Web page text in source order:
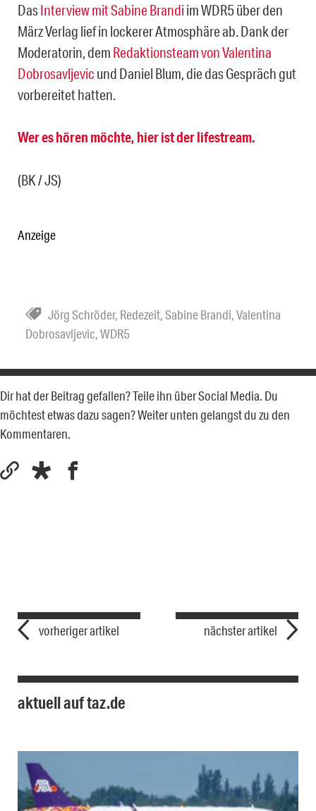
DasInterview mit Sabine Brandi im WDR5 über den
März Verlag lief in lockerer Atmosphäre ab. Dank der
Moderatorin, dem Redaktionsteam von Valentina
Dobrosavljevic und Daniel Blum, die das Gespräch gut
vorbereitet hatten.
Wer es hören möchte, hier ist der lifestream.
(BK / JS)
Anzeige
Jörg Schröder, Redezeit,Sabine Brandi,Valentina
Dobrosavljevic,WDR5
Dir hat der Beitrag gefallen? Teile ihn über Social Media. Du
möchtest etwas dazu sagen? Weiter unten gelangst du zu den
Kommentaren.
vorheriger artikel nächster artikel
aktuell auf taz.de